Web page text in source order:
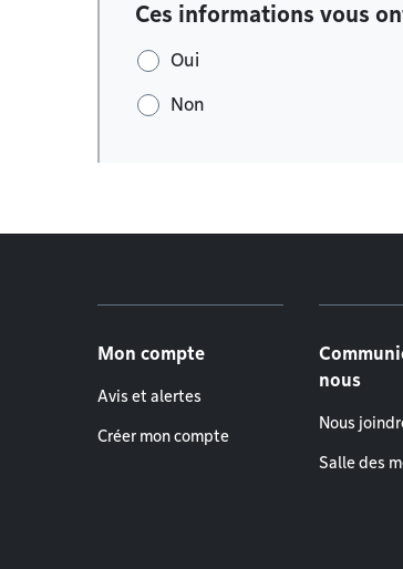
Ces informations vous
Oui
Non
Mon compte
Avis et alertes
Créer mon compte
nous
Nous
Salle des